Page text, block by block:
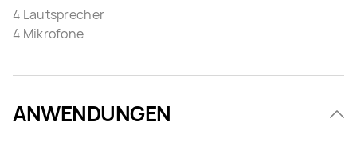
4 Lautsprecher
4 Mikrofone
ANWENDUNGEN